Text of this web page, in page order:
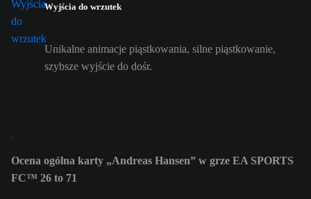
Wyjścia do wrzutek
Unikalne animacje piąstkowania, silne piąstkowanie,
szybsze wyjście do dośr.
Ocena ogólna karty „Andreas Hansen” w grze EA SPORTS
FC™ 26 to 71